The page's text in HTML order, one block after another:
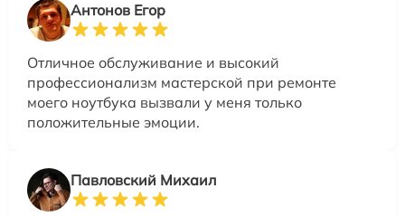
Антонов Егор
Отличное обслуживание и высокий
профессионализм мастерской при ремонте
моего ноутбука вызвали у меня только
положительные эмоции.
Павловский Михаил